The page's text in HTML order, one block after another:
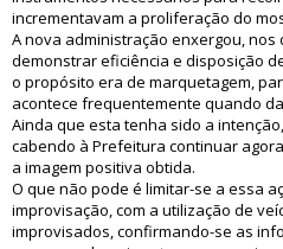
incrementavam a proliferação do
A nova administração enxergou,
demonstrar eficiência e disposição
o propósito era de marquetagem,
acontece frequentemente quando
Ainda que esta tenha sido a
cabendo à Prefeitura continuar
a imagem positiva obtida.
O que não pode é limitar-se a essa
improvisação, com a utilização de
improvisados, confirmando-se as